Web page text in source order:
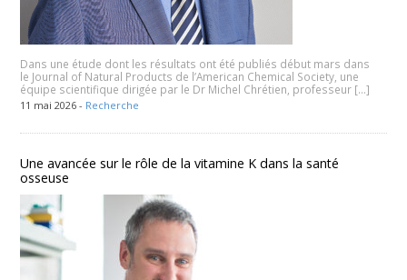
Dans une étude dont les résultats ont été publiés début mars dans
le Journal of Natural Products de l’American Chemical Society, une
équipe scientifique dirigée par le Dr Michel Chrétien, professeur […]
11 mai 2026 - Recherche
Une avancée sur le rôle de la vitamine K dans la santé
osseuse